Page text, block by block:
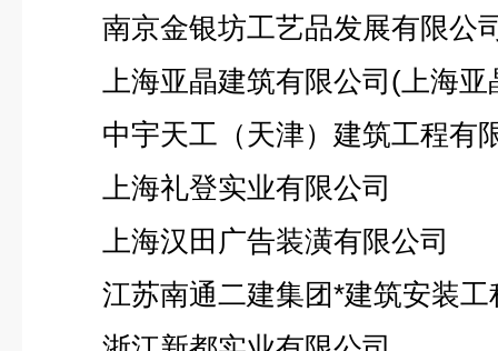
南京金银坊工艺品发展有限公
上海亚晶建筑有限公司(上海亚
中宇天工（天津）建筑工程有
上海礼登实业有限公司
上海汉田广告装潢有限公司
江苏南通二建集团*建筑安装工